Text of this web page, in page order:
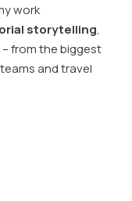
work
storytelling,
– from the biggest
and travel